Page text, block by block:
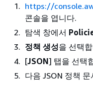
https://
콘솔을 엽니다.
탐색 창에서
정책 생성을 선택
[JSON] 탭을 선택
다음 JSON 정책